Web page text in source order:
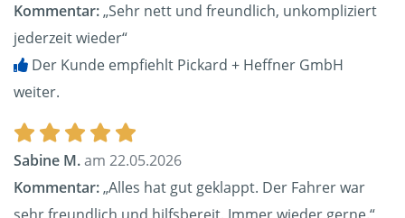
Kommentar:„Sehr nett und freundlich, unkompliziert
jederzeit wieder“
Der Kunde empfiehlt Pickard + Heffner GmbH
weiter.
Sabine M.am 22.05.2026
Kommentar:„Alles hat gut geklappt. Der Fahrer war